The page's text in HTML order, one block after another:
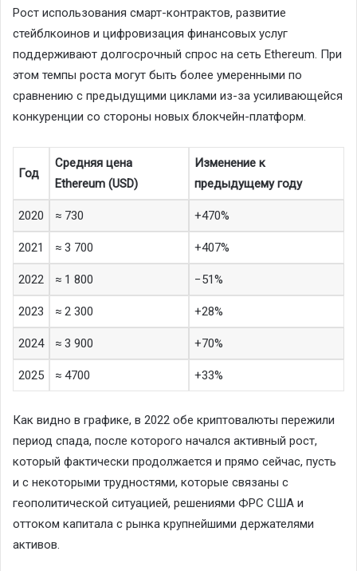
Рост использования смарт-контрактов, развитие
стейблкоинов и цифровизация финансовых услуг
поддерживают долгосрочный спрос на сеть Ethereum. При
этом темпы роста могут быть более умеренными по
сравнению с предыдущими циклами из-за усиливающейся
конкуренции со стороны новых блокчейн-платформ.
Год
Средняя цена
Ethereum (USD)
Изменение к
предыдущему году
2020 ≈ 730 +470%
2021 ≈ 3 700 +407%
2022 ≈ 1 800 −51%
2023 ≈ 2 300 +28%
2024 ≈ 3 900 +70%
2025 ≈ 4700 +33%
Как видно в графике, в 2022 обе криптовалюты пережили
период спада, после которого начался активный рост,
который фактически продолжается и прямо сейчас, пусть
и с некоторыми трудностями, которые связаны с
геополитической ситуацией, решениями ФРС США и
оттоком капитала с рынка крупнейшими держателями
активов.